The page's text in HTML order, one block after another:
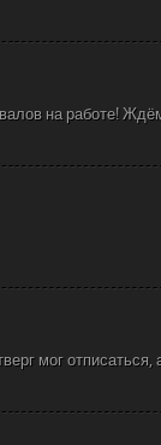
на работе!
мог